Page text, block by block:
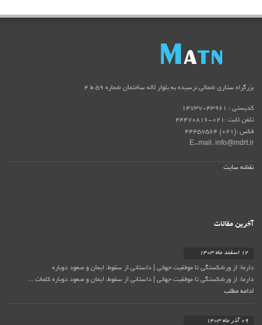
بزرگراه ستاری شمالی نرسیده به بلوار لاله ساختمان شماره ۵۹ ط ۴
کدپستی : 43961-14737
تلفن ثابت :021-44470816
فکس :(021) 44457564
E-mail: info@mdrt.ir
نقشه سایت
آخرین مقالات
12 اسفند ماه 1403
دارما: از ورشکستگی تا موفقیت جهانی | داستانی از سقوط، ایمان و صعود دوباره
دارما: از ورشکستگی تا موفقیت جهانی | داستانی از سقوط، ایمان و صعود دوباره کلمات ...
ادامه مطلب
09 آذر ماه 1403